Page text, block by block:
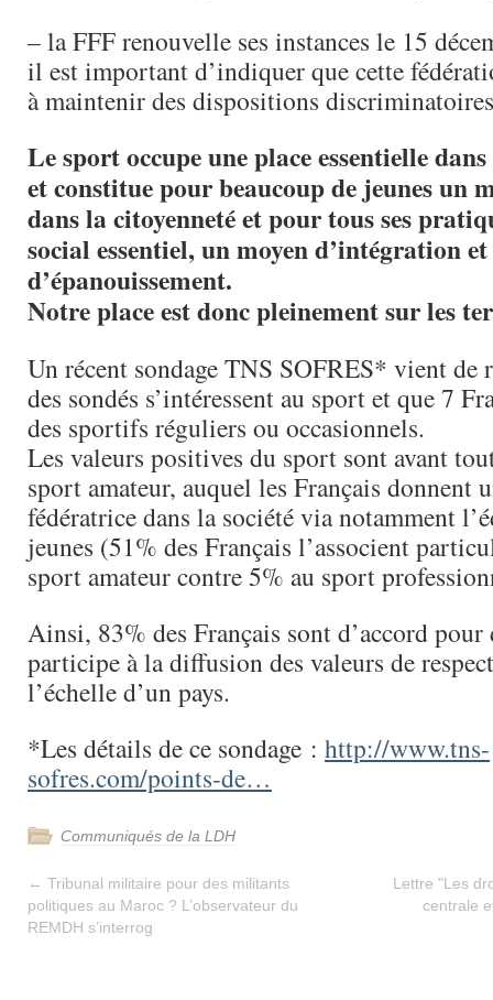
– la FFF renouvelle ses instances le 15
il est important d’indiquer que cette
à maintenir des dispositions
Le sport occupe une place essentielle
et constitue pour beaucoup de jeunes un
dans la citoyenneté et pour tous ses
social essentiel, un moyen d’intégration et
d’épanouissement.
Notre place est donc pleinement sur les
Un récent sondage TNS SOFRES* vient de
des sondés s’intéressent au sport et que 7
des sportifs réguliers ou occasionnels.
Les valeurs positives du sport sont avant
sport amateur, auquel les Français donnent
fédératrice dans la société via notamment
jeunes (51% des Français l’associent
sport amateur contre 5% au sport
Ainsi, 83% des Français sont d’accord
participe à la diffusion des valeurs de
l’échelle d’un pays.
*Les détails de ce sondage : http://www.tns-
sofres.com/points-de…
Communiqués de la LDH
← Tribunal militaire pour des militants
politiques au Maroc ? L’observateur du
REMDH s’interrog
Lettre "Les
centrale